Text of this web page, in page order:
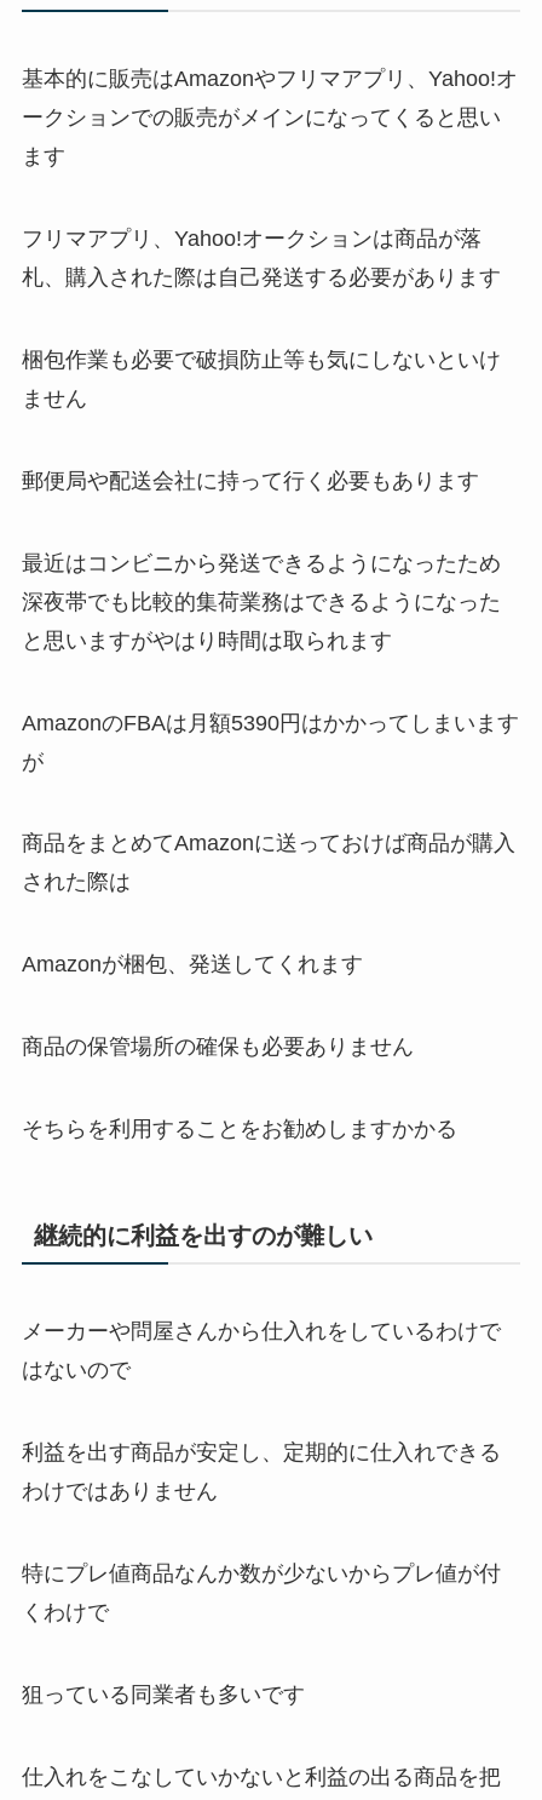
基本的に販売はAmazonやフリマアプリ、Yahoo!オ
ークションでの販売がメインになってくると思い
ます
フリマアプリ、Yahoo!オークションは商品が落
札、購入された際は自己発送する必要があります
梱包作業も必要で破損防止等も気にしないといけ
ません
郵便局や配送会社に持って行く必要もあります
最近はコンビニから発送できるようになったため
深夜帯でも比較的集荷業務はできるようになった
と思いますがやはり時間は取られます
AmazonのFBAは月額5390円はかかってしまいます
が
商品をまとめてAmazonに送っておけば商品が購入
された際は
Amazonが梱包、発送してくれます
商品の保管場所の確保も必要ありません
そちらを利用することをお勧めしますかかる
継続的に利益を出すのが難しい
メーカーや問屋さんから仕入れをしているわけで
はないので
利益を出す商品が安定し、定期的に仕入れできる
わけではありません
特にプレ値商品なんか数が少ないからプレ値が付
くわけで
狙っている同業者も多いです
仕入れをこなしていかないと利益の出る商品を把